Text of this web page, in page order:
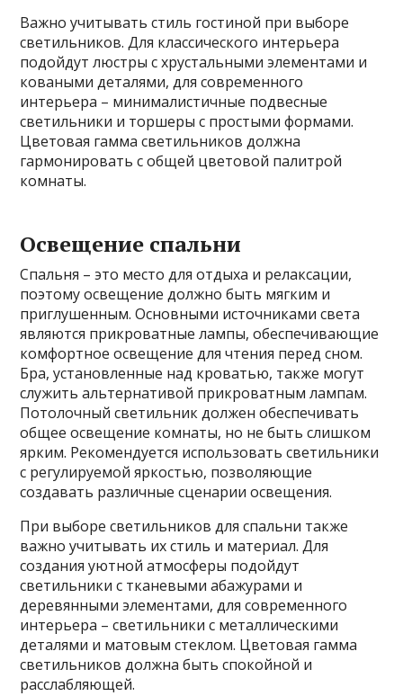
Важно учитывать стиль гостиной при выборе
светильников. Для классического интерьера
подойдут люстры с хрустальными элементами и
коваными деталями, для современного
интерьера – минималистичные подвесные
светильники и торшеры с простыми формами.
Цветовая гамма светильников должна
гармонировать с общей цветовой палитрой
комнаты.
Освещение спальни
Спальня – это место для отдыха и релаксации,
поэтому освещение должно быть мягким и
приглушенным. Основными источниками света
являются прикроватные лампы, обеспечивающие
комфортное освещение для чтения перед сном.
Бра, установленные над кроватью, также могут
служить альтернативой прикроватным лампам.
Потолочный светильник должен обеспечивать
общее освещение комнаты, но не быть слишком
ярким. Рекомендуется использовать светильники
с регулируемой яркостью, позволяющие
создавать различные сценарии освещения.
При выборе светильников для спальни также
важно учитывать их стиль и материал. Для
создания уютной атмосферы подойдут
светильники с тканевыми абажурами и
деревянными элементами, для современного
интерьера – светильники с металлическими
деталями и матовым стеклом. Цветовая гамма
светильников должна быть спокойной и
расслабляющей.